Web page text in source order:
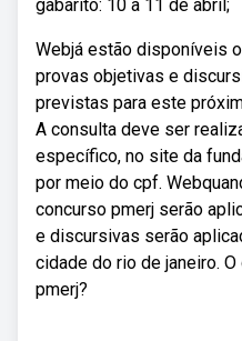
gabarito: 10 a 11 de abril;
Webjá estão disponíveis
provas objetivas e
previstas para este
A consulta deve ser
específico, no site da
por meio do cpf.
concurso pmerj serão
e discursivas serão
cidade do rio de janeiro.
pmerj?